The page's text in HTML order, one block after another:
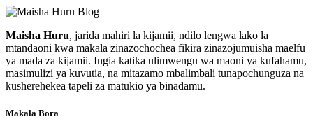
Maisha Huru, jarida mahiri la kijamii, ndilo lengwa lako la
mtandaoni kwa makala zinazochochea fikira zinazojumuisha maelfu
ya mada za kijamii. Ingia katika ulimwengu wa maoni ya kufahamu,
masimulizi ya kuvutia, na mitazamo mbalimbali tunapochunguza na
kusherehekea tapeli za matukio ya binadamu.
Makala Bora